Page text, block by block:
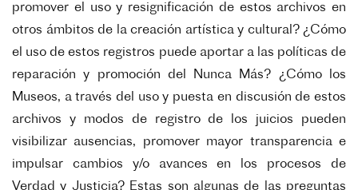
promover el uso y resignificación de estos archivos en
otros ámbitos de la creación artística y cultural? ¿Cómo
el uso de estos registros puede aportar a las políticas de
reparación y promoción del Nunca Más? ¿Cómo los
Museos, a través del uso y puesta en discusión de estos
archivos y modos de registro de los juicios pueden
visibilizar ausencias, promover mayor transparencia e
impulsar cambios y/o avances en los procesos de
Verdad y Justicia? Estas son algunas de las preguntas